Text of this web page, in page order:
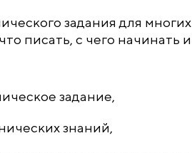
задания для
писать, с чего начинать
задание,
знаний,